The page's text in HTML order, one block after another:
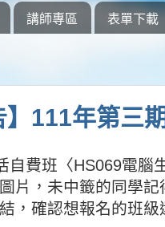
講師專區 表單下載
】111年第三
自費班〈HS069電腦
片，未中籤的同學
，確認想報名的班